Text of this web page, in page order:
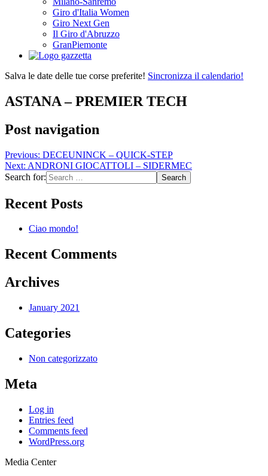
Giro d'Italia Women
Giro Next Gen
Il Giro d'Abruzzo
GranPiemonte
Salva le date delle tue corse preferite! Sincronizza il calendario!
ASTANA – PREMIER TECH
Post navigation
Previous: DECEUNINCK – QUICK-STEP
Next: ANDRONI GIOCATTOLI – SIDERMEC
Search for:
Recent Posts
Ciao mondo!
Recent Comments
Archives
January 2021
Categories
Non categorizzato
Meta
Log in
Entries feed
Comments feed
WordPress.org
Media Center